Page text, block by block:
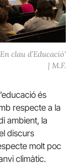
clau d’Educació'
| M.F.
és
respecte a la
ambient, la
discurs
molt poc
climàtic.